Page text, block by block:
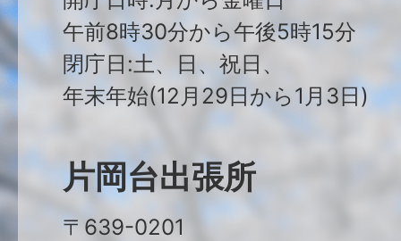
午前8時30分から午後5時15分
閉庁日:土、日、祝日、
年末年始(12月29日から1月3日)
片岡台出張所
〒639-0201